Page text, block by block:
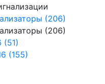
(206)
(206)
(51)
(155)